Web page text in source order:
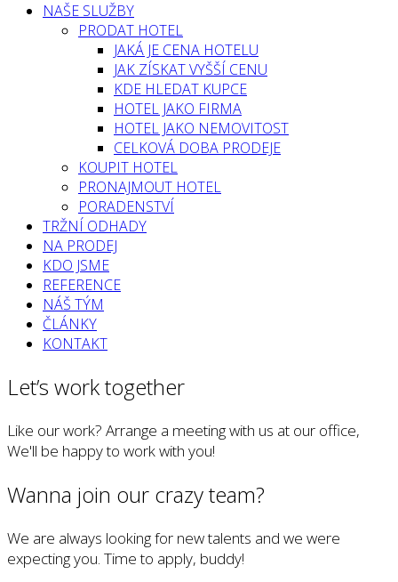
NAŠE SLUŽBY
PRODAT HOTEL
JAKÁ JE CENA HOTELU
JAK ZÍSKAT VYŠŠÍ CENU
KDE HLEDAT KUPCE
HOTEL JAKO FIRMA
HOTEL JAKO NEMOVITOST
CELKOVÁ DOBA PRODEJE
KOUPIT HOTEL
PRONAJMOUT HOTEL
PORADENSTVÍ
TRŽNÍ ODHADY
NA PRODEJ
KDO JSME
REFERENCE
NÁŠ TÝM
ČLÁNKY
KONTAKT
Let’s work together
Like our work? Arrange a meeting with us at our office,
We'll be happy to work with you!
Wanna join our crazy team?
We are always looking for new talents and we were
expecting you. Time to apply, buddy!